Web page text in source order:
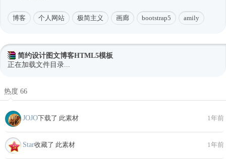
博客 个人网站 极简主义 画廊 bootstrap5 amily
简约设计图文博客HTML5模板
正在加载文件目录...
热度 66
JOJO下载了 此素材 1年前
Star收藏了 此素材 1年前